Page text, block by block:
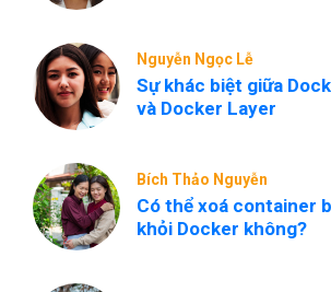
Nguyễn Ngọc Lễ
Sự khác biệt giữa
và Docker Layer
Bích Thảo Nguyễn
Có thể xoá container
khỏi Docker không?